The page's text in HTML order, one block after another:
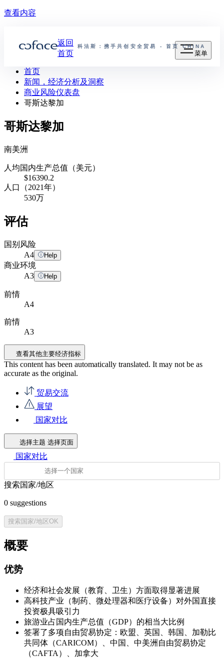
查看内容
科法斯：携手共创安全贸易 - 首页 CHINA
返回
首页
菜单
首页
新闻，经济分析及洞察
商业风险仪表盘
哥斯达黎加
哥斯达黎加
南美洲
人均国内生产总值（美元）
$16390.2
人口（2021年）
530万
评估
国别风险
A4 Help
商业环境
A3 Help
前情
A4
前情
A3
查看其他主要经济指标
This content has been automatically translated. It may not be as
accurate as the original.
贸易交流
展望
国家对比
选择主题 选择页面
国家对比
搜索国家/地区
0 suggestions
搜索国家/地区OK
概要
优势
经济和社会发展（教育、卫生）方面取得显著进展
高科技产业（制药、微处理器和医疗设备）对外国直接
投资极具吸引力
旅游业占国内生产总值（GDP）的相当大比例
签署了多项自由贸易协定：欧盟、英国、韩国、加勒比
共同体（CARICOM）、中国、中美洲自由贸易协定
（CAFTA）、加拿大